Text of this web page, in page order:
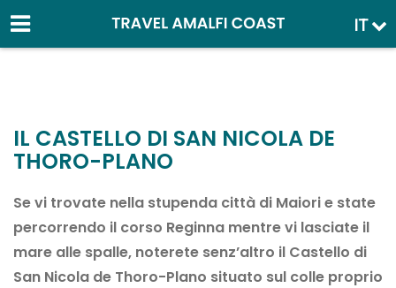
IT
IL CASTELLO DI SAN NICOLA DE
THORO-PLANO
Se vi trovate nella stupenda città di Maiori e state
percorrendo il corso Reginna mentre vi lasciate il
mare alle spalle, noterete senz’altro il Castello di
San Nicola de Thoro-Plano situato sul colle proprio